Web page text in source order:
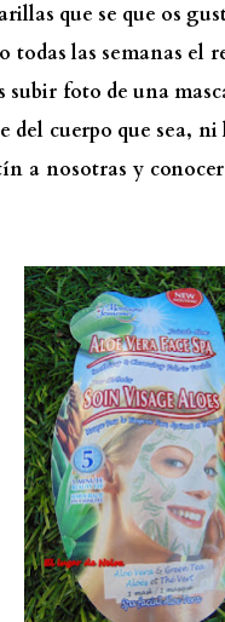
que se que os
todas las semanas
subir foto de una
cuerpo que sea,
a nosotras y